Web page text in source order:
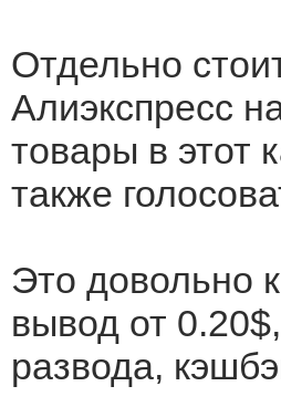
Отдельно
Алиэкспресс
товары в этот
также
Это довольно
вывод от
развода,